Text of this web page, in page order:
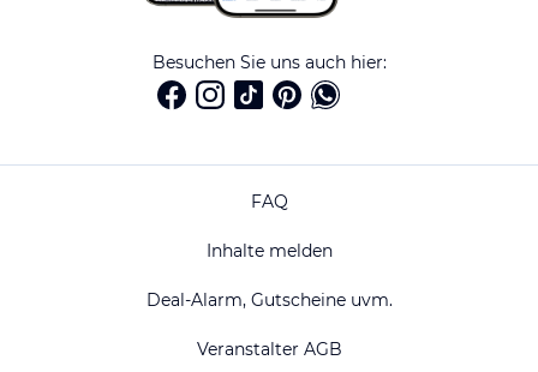
Besuchen Sie uns auch hier:
FAQ
Inhalte melden
Deal-Alarm, Gutscheine uvm.
Veranstalter AGB